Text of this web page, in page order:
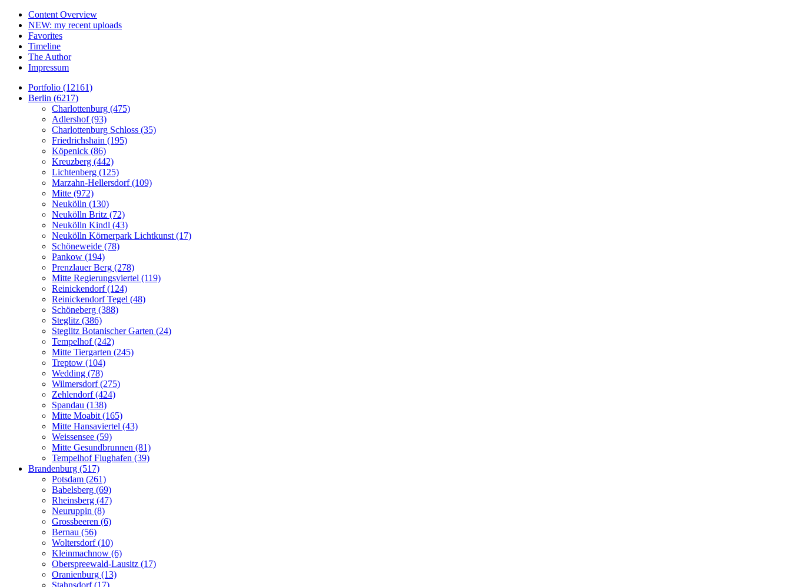
Content Overview
NEW: my recent uploads
Favorites
Timeline
The Author
Impressum
Portfolio (12161)
Berlin (6217)
Charlottenburg (475)
Adlershof (93)
Charlottenburg Schloss (35)
Friedrichshain (195)
Köpenick (86)
Kreuzberg (442)
Lichtenberg (125)
Marzahn-Hellersdorf (109)
Mitte (972)
Neukölln (130)
Neukölln Britz (72)
Neukölln Kindl (43)
Neukölln Körnerpark Lichtkunst (17)
Schöneweide (78)
Pankow (194)
Prenzlauer Berg (278)
Mitte Regierungsviertel (119)
Reinickendorf (124)
Reinickendorf Tegel (48)
Schöneberg (388)
Steglitz (386)
Steglitz Botanischer Garten (24)
Tempelhof (242)
Mitte Tiergarten (245)
Treptow (104)
Wedding (78)
Wilmersdorf (275)
Zehlendorf (424)
Spandau (138)
Mitte Moabit (165)
Mitte Hansaviertel (43)
Weissensee (59)
Mitte Gesundbrunnen (81)
Tempelhof Flughafen (39)
Brandenburg (517)
Potsdam (261)
Babelsberg (69)
Rheinsberg (47)
Neuruppin (8)
Grossbeeren (6)
Bernau (56)
Woltersdorf (10)
Kleinmachnow (6)
Oberspreewald-Lausitz (17)
Oranienburg (13)
Stahnsdorf (17)